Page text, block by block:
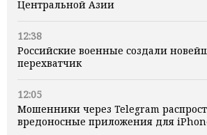
Центральной Азии
12:38
Российские военные создали
перехватчик
12:05
Мошенники через Telegram
вредоносные приложения для